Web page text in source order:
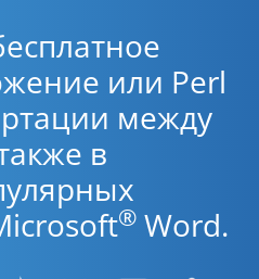
или Perl
между
в
® Word.